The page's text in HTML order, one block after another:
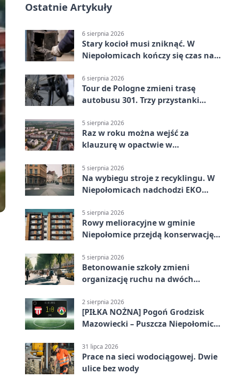
Ostatnie Artykuły
6 sierpnia 2026
Stary kocioł musi zniknąć. W
Niepołomicach kończy się czas na
6 sierpnia 2026
Tour de Pologne zmieni trasę
autobusu 301. Trzy przystanki
5 sierpnia 2026
Raz w roku można wejść za
klauzurę w opactwie w
5 sierpnia 2026
Na wybiegu stroje z recyklingu. W
Niepołomicach nadchodzi EKO
5 sierpnia 2026
Rowy melioracyjne w gminie
Niepołomice przejdą konserwację.
5 sierpnia 2026
Betonowanie szkoły zmieni
organizację ruchu na dwóch
2 sierpnia 2026
[PIŁKA NOŻNA] Pogoń Grodzisk
Mazowiecki – Puszcza Niepołomice
punktów w Betclic 1. lidze
31 lipca 2026
Prace na sieci wodociągowej. Dwie
ulice bez wody